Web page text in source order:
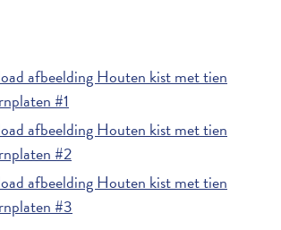
afbeelding Houten kist met tien
#1
afbeelding Houten kist met tien
#2
afbeelding Houten kist met tien
#3